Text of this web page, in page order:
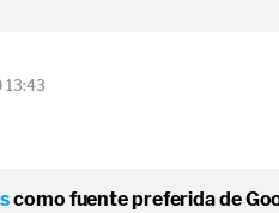
13:43
como fuente preferida de